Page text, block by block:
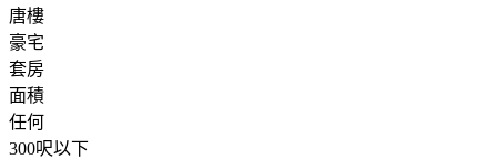
唐樓
豪宅
套房
面積
任何
300呎以下